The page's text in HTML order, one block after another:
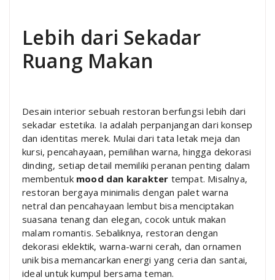
Lebih dari Sekadar
Ruang Makan
Desain interior sebuah restoran berfungsi lebih dari
sekadar estetika. Ia adalah perpanjangan dari konsep
dan identitas merek. Mulai dari tata letak meja dan
kursi, pencahayaan, pemilihan warna, hingga dekorasi
dinding, setiap detail memiliki peranan penting dalam
membentuk mood dan karakter tempat. Misalnya,
restoran bergaya minimalis dengan palet warna
netral dan pencahayaan lembut bisa menciptakan
suasana tenang dan elegan, cocok untuk makan
malam romantis. Sebaliknya, restoran dengan
dekorasi eklektik, warna-warni cerah, dan ornamen
unik bisa memancarkan energi yang ceria dan santai,
ideal untuk kumpul bersama teman.